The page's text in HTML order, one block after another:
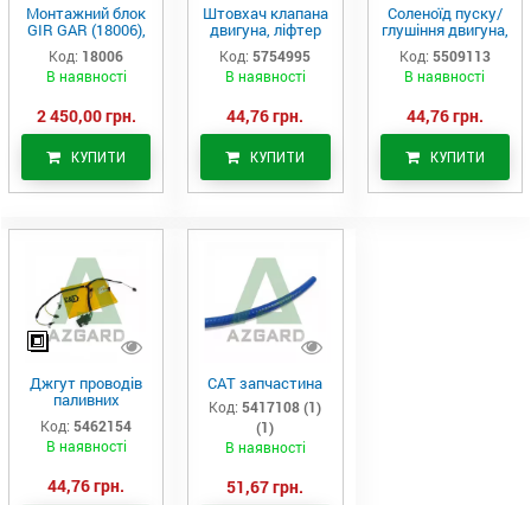
Монтажний блок
GIR GAR (18006),
Аналог
Код: 18006
В наявності
2 450,00 грн.
КУПИТИ
Штовхач клапана
двигуна, ліфтер
(575-4995)
Код: 5754995
В наявності
44,76 грн.
КУПИТИ
Соленоїд пуску/
глушіння двигуна,
актуатор (550-
9113)
Код: 5509113
В наявності
44,76 грн.
КУПИТИ
Джгут проводів
паливних
форсунок CAT
C7/C9 (546-2154)
Код: 5462154
В наявності
44,76 грн.
САТ запчастина
Код: 5417108 (1)
(1)
В наявності
51,67 грн.